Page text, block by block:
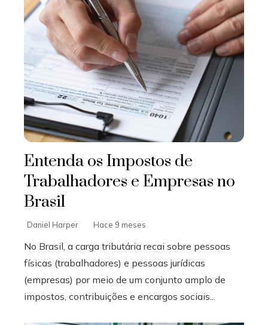
Entenda os Impostos de
Trabalhadores e Empresas no
Brasil
Daniel Harper Hace 9 meses
No Brasil, a carga tributária recai sobre pessoas
físicas (trabalhadores) e pessoas jurídicas
(empresas) por meio de um conjunto amplo de
impostos, contribuições e encargos sociais...